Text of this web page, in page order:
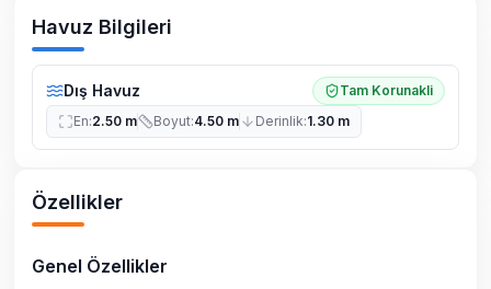
Havuz Bilgileri
Dış Havuz
Tam Korunakli
En:2.50 m Boyut:4.50 m Derinlik:1.30 m
Özellikler
Genel Özellikler